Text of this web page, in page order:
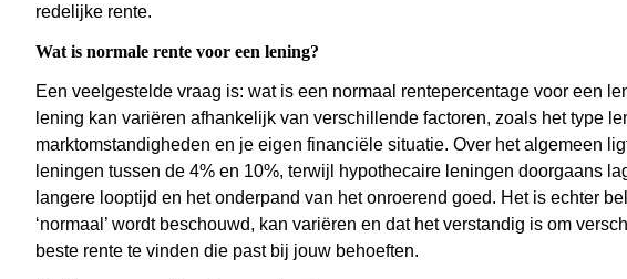
redelijke rente.
Wat is normale rente voor een lening?
Een veelgestelde vraag is: wat is een normaal rentepercentage voor een
lening kan variëren afhankelijk van verschillende factoren, zoals het type
marktomstandigheden en je eigen financiële situatie. Over het algemeen
leningen tussen de 4% en 10%, terwijl hypothecaire leningen doorgaans
langere looptijd en het onderpand van het onroerend goed. Het is echter
‘normaal’ wordt beschouwd, kan variëren en dat het verstandig is om
beste rente te vinden die past bij jouw behoeften.